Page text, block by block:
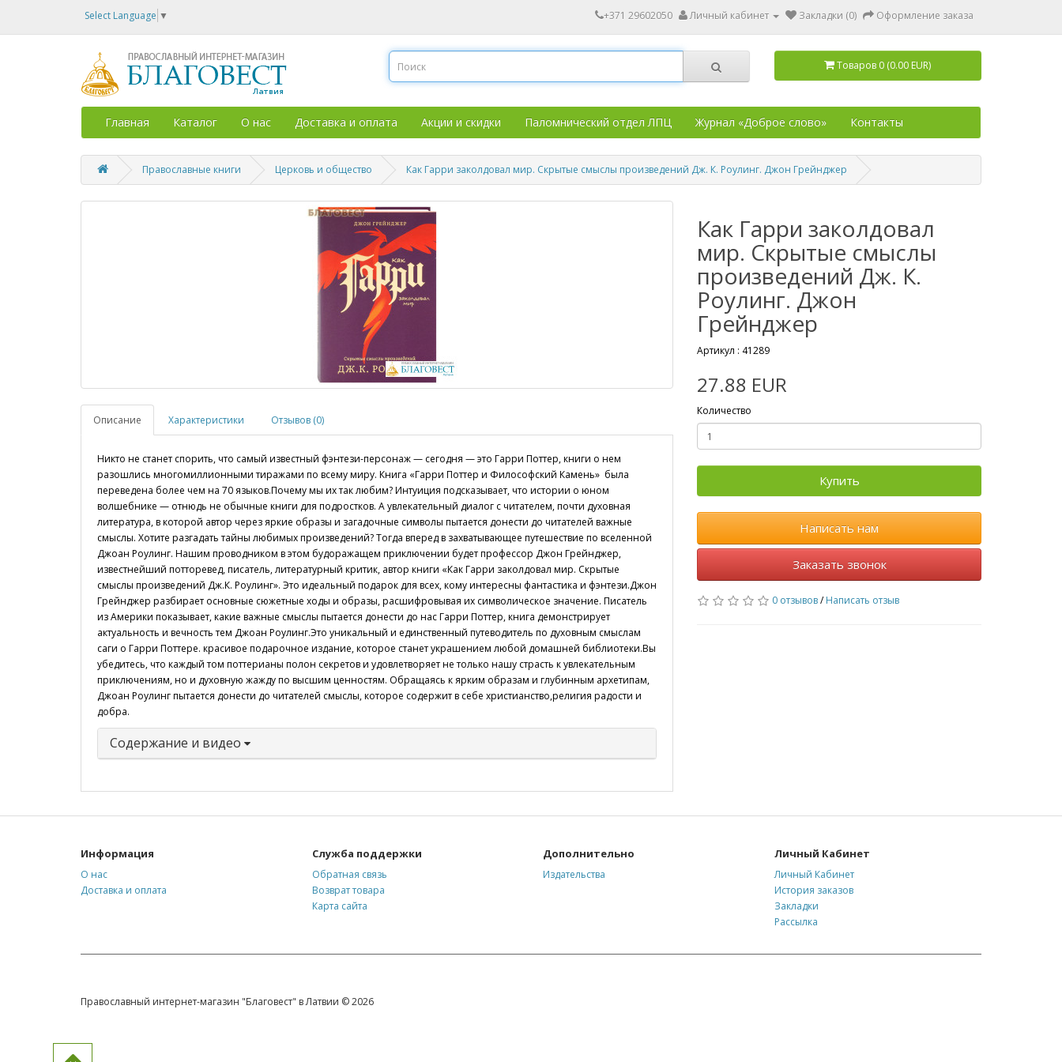
Select Language ▼ +371 29602050 Личный кабинет Закладки (0) Оформление заказа
Товаров 0 (0.00 EUR)
Главная Каталог О нас Доставка и оплата Акции и скидки Паломнический отдел ЛПЦ Журнал «Доброе слово» Контакты
Православные книги Церковь и общество Как Гарри заколдовал мир. Скрытые смыслы произведений Дж. К. Роулинг. Джон Грейнджер
Описание Характеристики Отзывов (0)
Никто не станет спорить, что самый известный фэнтези-персонаж — сегодня — это Гарри Поттер, книги о нем
разошлись многомиллионными тиражами по всему миру. Книга «Гарри Поттер и Философский Камень» была
переведена более чем на 70 языков.Почему мы их так любим? Интуиция подсказывает, что истории о юном
волшебнике — отнюдь не обычные книги для подростков. А увлекательный диалог с читателем, почти духовная
литература, в которой автор через яркие образы и загадочные символы пытается донести до читателей важные
смыслы. Хотите разгадать тайны любимых произведений? Тогда вперед в захватывающее путешествие по вселенной
Джоан Роулинг. Нашим проводником в этом будоражащем приключении будет профессор Джон Грейнджер,
известнейший потторевед, писатель, литературный критик, автор книги «Как Гарри заколдовал мир. Скрытые
смыслы произведений Дж.К. Роулинг». Это идеальный подарок для всех, кому интересны фантастика и фэнтези.Джон
Грейнджер разбирает основные сюжетные ходы и образы, расшифровывая их символическое значение. Писатель
из Америки показывает, какие важные смыслы пытается донести до нас Гарри Поттер, книга демонстрирует
актуальность и вечность тем Джоан Роулинг.Это уникальный и единственный путеводитель по духовным смыслам
саги о Гарри Поттере. красивое подарочное издание, которое станет украшением любой домашней библиотеки.Вы
убедитесь, что каждый том поттерианы полон секретов и удовлетворяет не только нашу страсть к увлекательным
приключениям, но и духовную жажду по высшим ценностям. Обращаясь к ярким образам и глубинным архетипам,
Джоан Роулинг пытается донести до читателей смыслы, которое содержит в себе христианство,религия радости и
добра.
Содержание и видео
Как Гарри заколдовал
мир. Скрытые смыслы
произведений Дж. К.
Роулинг. Джон
Грейнджер
Артикул : 41289
27.88 EUR
Количество
Купить
Написать нам
Заказать звонок
0 отзывов/Написать отзыв
Информация
О нас
Доставка и оплата
Служба поддержки
Обратная связь
Возврат товара
Карта сайта
Дополнительно
Издательства
Личный Кабинет
Личный Кабинет
История заказов
Закладки
Рассылка
Православный интернет-магазин "Благовест" в Латвии © 2026